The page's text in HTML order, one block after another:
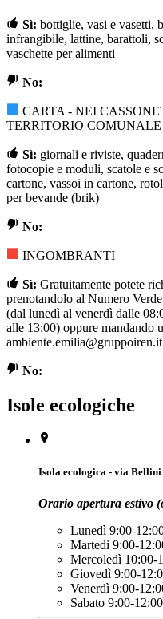
Sì: bottiglie, vasi e vasetti,
infrangibile, lattine, barattoli,
vaschette per alimenti
No:
CARTA - NEI
TERRITORIO COMUNALE
Sì: giornali e riviste,
fotocopie e moduli, scatole e
cartone, vassoi in cartone,
per bevande (brik)
No:
INGOMBRANTI
Sì: Gratuitamente potete
prenotandolo al Numero
(dal lunedì al venerdì dalle
alle 13:00) oppure mandando
ambiente.emilia@gruppoiren.it
No:
Isole ecologiche
Isola ecologica - via Bellini
Orario apertura estivo
Lunedì 9:00-
Martedì 9:00-
Mercoledì 10:00-
Giovedì 9:00-
Venerdì 9:00-
Sabato 9:00-